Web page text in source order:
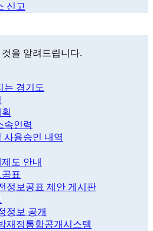
신고
을 알려드립니다.
는 경기도
속인력
사용승인 내역
도 안내
표
정보공표 제안 게시판
정보 공개
재정통합공개시스템